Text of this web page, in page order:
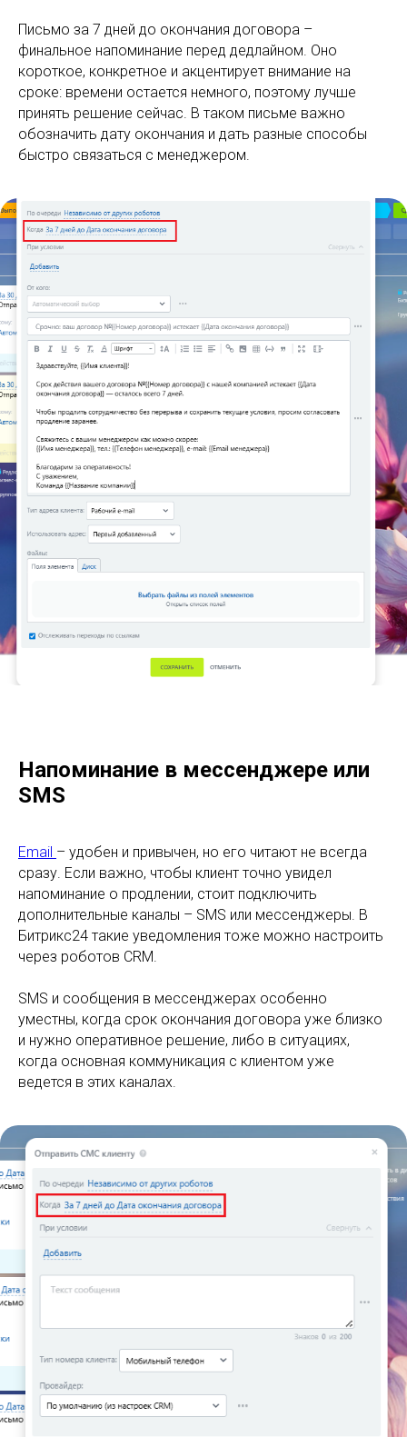
Письмо за 7 дней до окончания договора –
финальное напоминание перед дедлайном. Оно
короткое, конкретное и акцентирует внимание на
сроке: времени остается немного, поэтому лучше
принять решение сейчас. В таком письме важно
обозначить дату окончания и дать разные способы
быстро связаться с менеджером.
Напоминание в мессенджере или
SMS
Email – удобен и привычен, но его читают не всегда
сразу. Если важно, чтобы клиент точно увидел
напоминание о продлении, стоит подключить
дополнительные каналы – SMS или мессенджеры. В
Битрикс24 такие уведомления тоже можно настроить
через роботов CRM.
SMS и сообщения в мессенджерах особенно
уместны, когда срок окончания договора уже близко
и нужно оперативное решение, либо в ситуациях,
когда основная коммуникация с клиентом уже
ведется в этих каналах.